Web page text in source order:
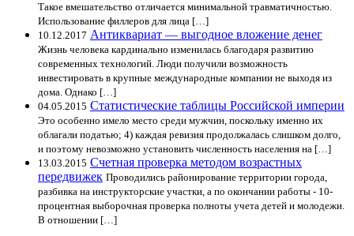
Такое вмешательство отличается минимальной травматичностью.
Использование филлеров для лица […]
10.12.2017 Антиквариат — выгодное вложение денег
Жизнь человека кардинально изменилась благодаря развитию
современных технологий. Люди получили возможность
инвестировать в крупные международные компании не выходя из
дома. Однако […]
04.05.2015 Статистические таблицы Российской империи
Это особенно имело место среди мужчин, поскольку именно их
облагали податью; 4) каждая ревизия продолжалась слишком долго,
и поэтому невозможно установить численность населения на […]
13.03.2015 Счетная проверка методом возрастных
передвижек Проводились районирование территории города,
разбивка на инструкторские участки, а по окончании работы - 10-
процентная выборочная проверка полноты учета детей и молодежи.
В отношении […]